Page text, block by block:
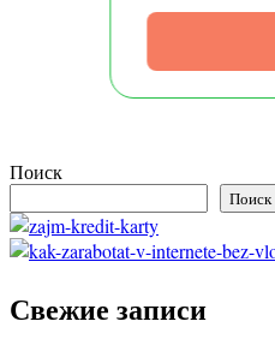
Поиск
Поиск
Свежие записи